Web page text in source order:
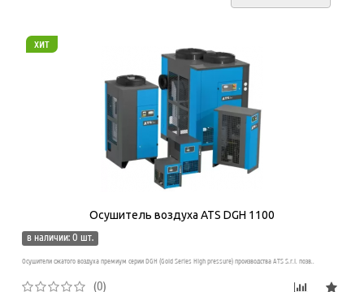
хит
Осушитель воздуха ATS DGH 1100
в наличии: 0 шт.
Осушители сжатого воздуха премиум серии DGH (Gold Series High pressure) производства ATS S.r.l. позв..
(0)